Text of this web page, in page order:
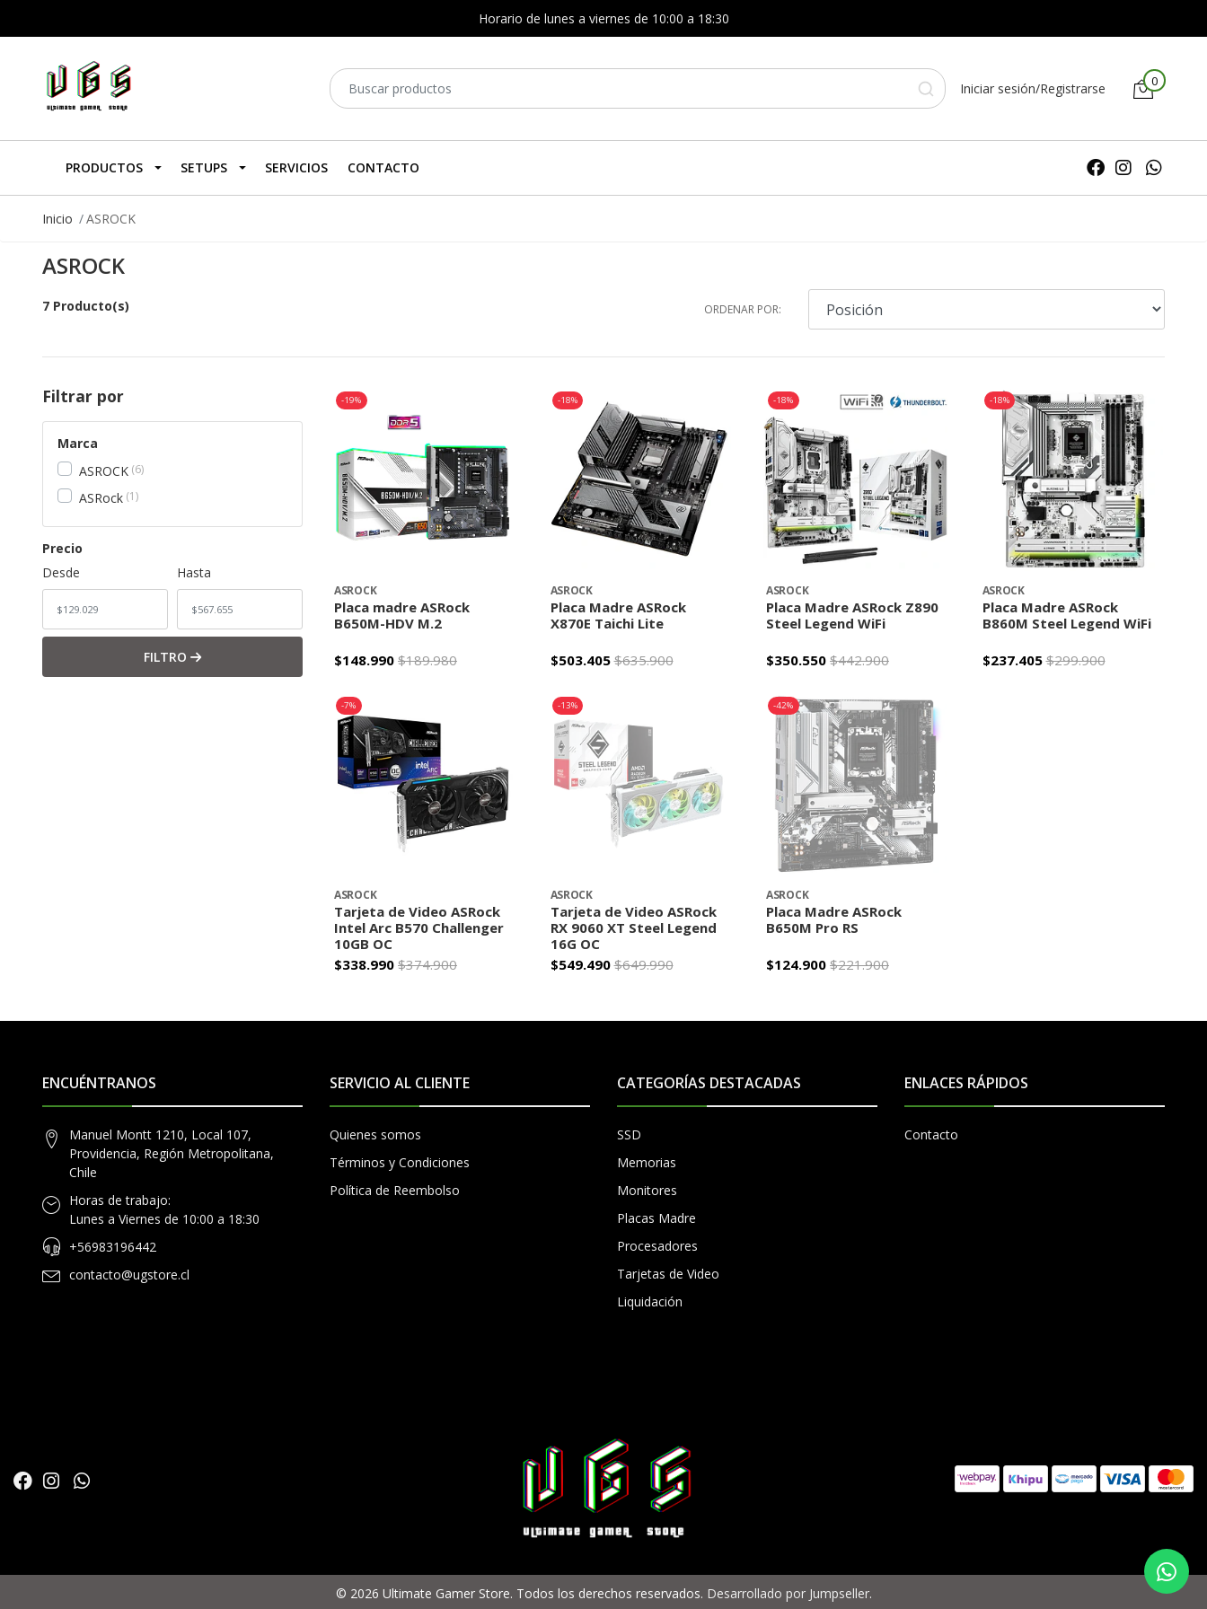
Horario de lunes a viernes de 10:00 a 18:30
Iniciar sesión/Registrarse 0
PRODUCTOS SETUPS SERVICIOS CONTACTO
Inicio ASROCK
ASROCK
7 Producto(s) ORDENAR POR:
Filtrar por
Marca
ASROCK 6
ASRock 1
Precio
Desde
Hasta
FILTRO
-19%
ASROCK
Placa madre ASRock
B650M-HDV M.2
+
-
$148.990 $189.980
-18%
ASROCK
Placa Madre ASRock
X870E Taichi Lite
+
-
$503.405 $635.900
-18%
ASROCK
Placa Madre ASRock Z890
Steel Legend WiFi
+
-
$350.550 $442.900
-18%
ASROCK
Placa Madre ASRock
B860M Steel Legend WiFi
+
-
$237.405 $299.900
-7%
ASROCK
Tarjeta de Video ASRock
Intel Arc B570 Challenger
10GB OC
+
-
$338.990 $374.900
-13%
ASROCK
Tarjeta de Video ASRock
RX 9060 XT Steel Legend
16G OC
AGOTADO
$549.490 $649.990
-42%
ASROCK
Placa Madre ASRock
B650M Pro RS
AGOTADO
$124.900 $221.900
ENCUÉNTRANOS
Manuel Montt 1210, Local 107,
Providencia, Región Metropolitana,
Chile
Horas de trabajo:
Lunes a Viernes de 10:00 a 18:30
+56983196442
contacto@ugstore.cl
SERVICIO AL CLIENTE
Quienes somos
Términos y Condiciones
Política de Reembolso
CATEGORÍAS DESTACADAS
SSD
Memorias
Monitores
Placas Madre
Procesadores
Tarjetas de Video
Liquidación
ENLACES RÁPIDOS
Contacto
© 2026 Ultimate Gamer Store. Todos los derechos reservados. Desarrollado por Jumpseller.